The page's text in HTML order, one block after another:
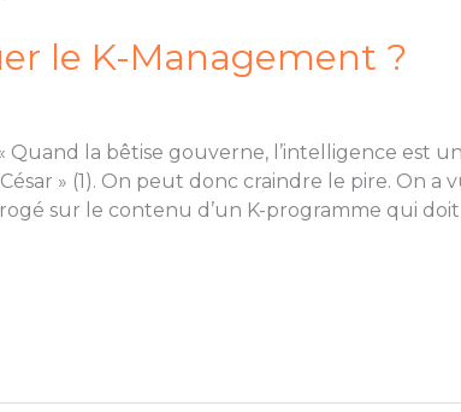
le K-Management ?
la bêtise gouverne, l’intelligence est
» (1). On peut donc craindre le pire. On a
sur le contenu d’un K-programme qui doit